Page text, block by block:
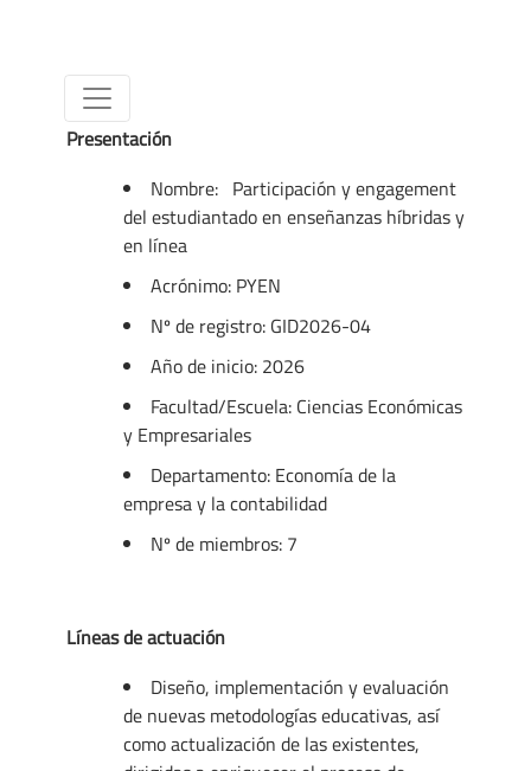
Presentación
Nombre: Participación y engagement
del estudiantado en enseñanzas híbridas y
en línea
Acrónimo: PYEN
Nº de registro: GID2026-04
Año de inicio: 2026
Facultad/Escuela: Ciencias Económicas
y Empresariales
Departamento: Economía de la
empresa y la contabilidad
Nº de miembros: 7
Líneas de actuación
Diseño, implementación y evaluación
de nuevas metodologías educativas, así
como actualización de las existentes,